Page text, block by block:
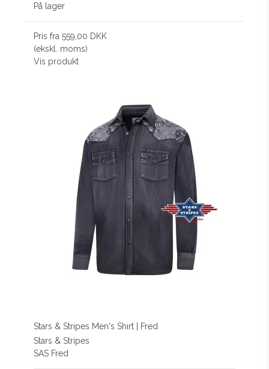
På lager
Pris fra559,00 DKK
(ekskl. moms)
Vis produkt
Stars & Stripes Men's Shirt | Fred
Stars & Stripes
SAS Fred